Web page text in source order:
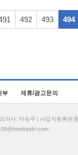
492 493 494
부 제휴/광고문의
사: 이송주 | 사업자등록번